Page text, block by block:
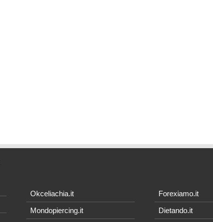
Okceliachia.it
Mondopiercing.it
Forexiamo.it
Dietando.it